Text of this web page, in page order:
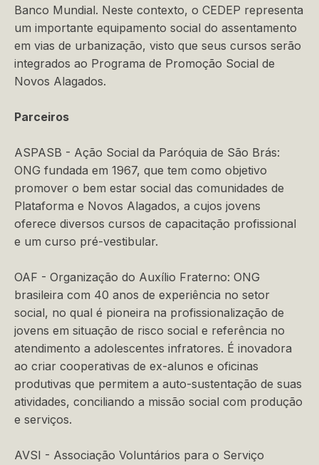
Banco Mundial. Neste contexto, o CEDEP representa
um importante equipamento social do assentamento
em vias de urbanização, visto que seus cursos serão
integrados ao Programa de Promoção Social de
Novos Alagados.
Parceiros
ASPASB - Ação Social da Paróquia de São Brás:
ONG fundada em 1967, que tem como objetivo
promover o bem estar social das comunidades de
Plataforma e Novos Alagados, a cujos jovens
oferece diversos cursos de capacitação profissional
e um curso pré-vestibular.
OAF - Organização do Auxílio Fraterno: ONG
brasileira com 40 anos de experiência no setor
social, no qual é pioneira na profissionalização de
jovens em situação de risco social e referência no
atendimento a adolescentes infratores. É inovadora
ao criar cooperativas de ex-alunos e oficinas
produtivas que permitem a auto-sustentação de suas
atividades, conciliando a missão social com produção
e serviços.
AVSI - Associação Voluntários para o Serviço